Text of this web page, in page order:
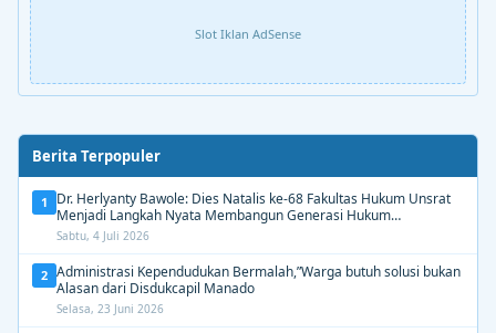
Slot Iklan AdSense
Berita Terpopuler
1
Dr. Herlyanty Bawole: Dies Natalis ke-68 Fakultas Hukum Unsrat
Menjadi Langkah Nyata Membangun Generasi Hukum
Berdampak
Sabtu, 4 Juli 2026
2 Administrasi Kependudukan Bermalah,”Warga butuh solusi bukan
Alasan dari Disdukcapil Manado
Selasa, 23 Juni 2026